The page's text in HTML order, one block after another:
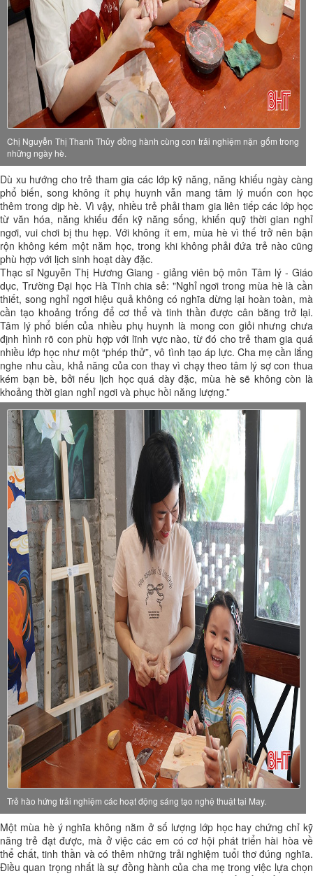
Chị Nguyễn Thị Thanh Thủy đồng hành cùng con trải nghiệm nặn gốm trong
những ngày hè.
Dù xu hướng cho trẻ tham gia các lớp kỹ năng, năng khiếu ngày càng
phổ biến, song không ít phụ huynh vẫn mang tâm lý muốn con học
thêm trong dịp hè. Vì vậy, nhiều trẻ phải tham gia liên tiếp các lớp học
từ văn hóa, năng khiếu đến kỹ năng sống, khiến quỹ thời gian nghỉ
ngơi, vui chơi bị thu hẹp. Với không ít em, mùa hè vì thế trở nên bận
rộn không kém một năm học, trong khi không phải đứa trẻ nào cũng
phù hợp với lịch sinh hoạt dày đặc.
Thạc sĩ Nguyễn Thị Hương Giang - giảng viên bộ môn Tâm lý - Giáo
dục, Trường Đại học Hà Tĩnh chia sẻ: "Nghỉ ngơi trong mùa hè là cần
thiết, song nghỉ ngơi hiệu quả không có nghĩa dừng lại hoàn toàn, mà
cần tạo khoảng trống để cơ thể và tinh thần được cân bằng trở lại.
Tâm lý phổ biến của nhiều phụ huynh là mong con giỏi nhưng chưa
định hình rõ con phù hợp với lĩnh vực nào, từ đó cho trẻ tham gia quá
nhiều lớp học như một “phép thử”, vô tình tạo áp lực. Cha mẹ cần lắng
nghe nhu cầu, khả năng của con thay vì chạy theo tâm lý sợ con thua
kém bạn bè, bởi nếu lịch học quá dày đặc, mùa hè sẽ không còn là
khoảng thời gian nghỉ ngơi và phục hồi năng lượng.”
Trẻ hào hứng trải nghiệm các hoạt động sáng tạo nghệ thuật tại May.
Một mùa hè ý nghĩa không nằm ở số lượng lớp học hay chứng chỉ kỹ
năng trẻ đạt được, mà ở việc các em có cơ hội phát triển hài hòa về
thể chất, tinh thần và có thêm những trải nghiệm tuổi thơ đúng nghĩa.
Điều quan trọng nhất là sự đồng hành của cha mẹ trong việc lựa chọn